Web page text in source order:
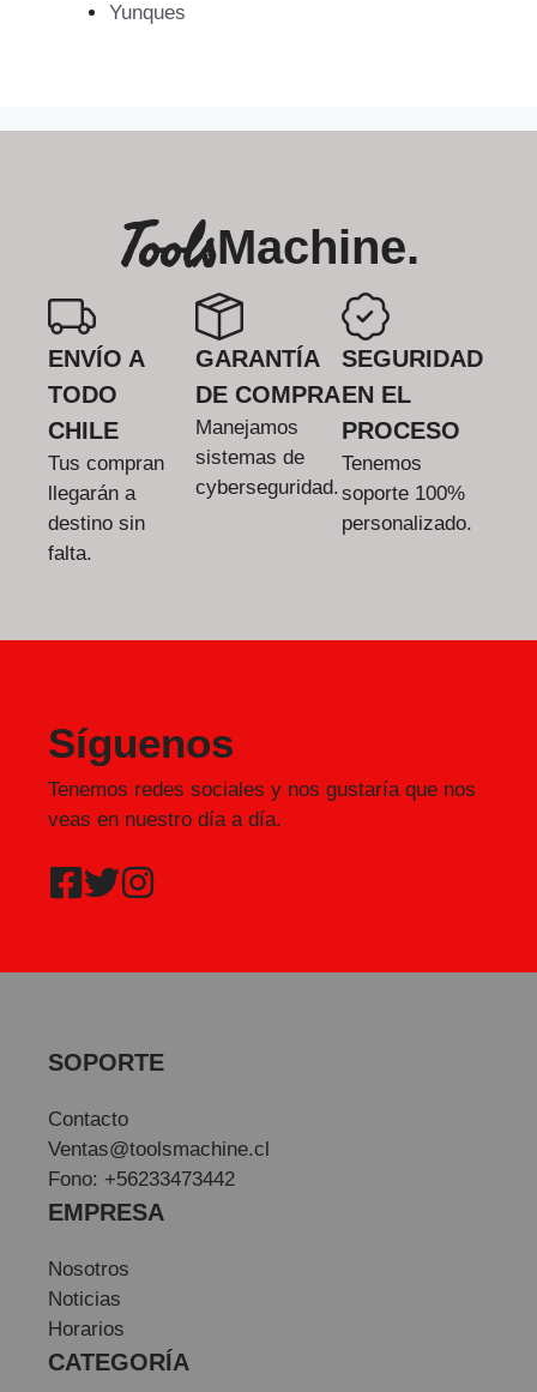
Yunques
ToolsMachine.
ENVÍO A
TODO
CHILE
Tus compran
llegarán a
destino sin
falta.
GARANTÍA
DE COMPRA
Manejamos
sistemas de
cyberseguridad.
SEGURIDAD
EN EL
PROCESO
Tenemos
soporte 100%
personalizado.
Síguenos
Tenemos redes sociales y nos gustaría que nos
veas en nuestro día a día.
SOPORTE
Contacto
Ventas@toolsmachine.cl
Fono: +56233473442
EMPRESA
Nosotros
Noticias
Horarios
CATEGORÍA